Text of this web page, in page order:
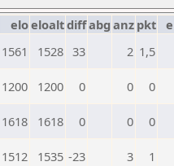
eloeloaltdiffabg anz pkt
1561 1528 33 2 1,5
1200 1200 0 0 0
1618 1618 0 0 0
1512 1535 -23 3 1